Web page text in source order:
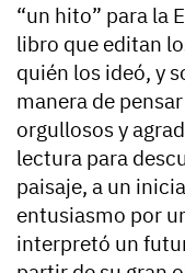
“un hito” para la
libro que editan
quién los ideó, y
manera de
orgullosos y
lectura para
paisaje, a un
entusiasmo por
interpretó un